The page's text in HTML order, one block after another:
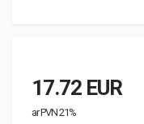
17.72 EUR
ar PVN 21%